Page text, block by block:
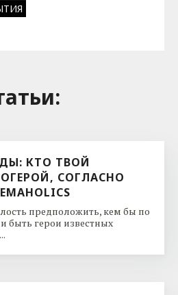
КТО ТВОЙ
СОГЛАСНО
предположить, кем бы по
быть герои известных